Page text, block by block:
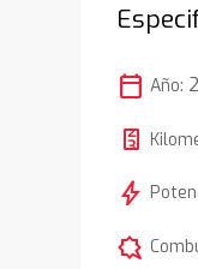
calendar_today Año:
bolt
comic_bubble